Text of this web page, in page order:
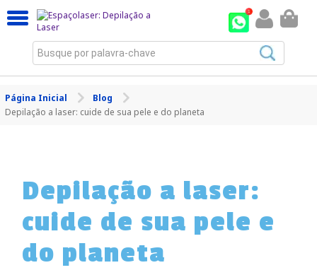
Busque por palavra-chave
Página Inicial
Blog
Depilação a laser: cuide de sua pele e do planeta
Depilação a laser:
cuide de sua pele e
do planeta